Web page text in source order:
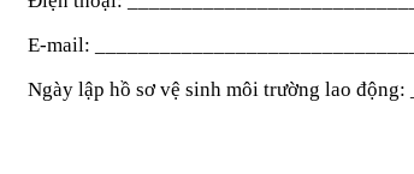
E-mail:
Ngày lập hồ sơ vệ sinh môi trường lao động: